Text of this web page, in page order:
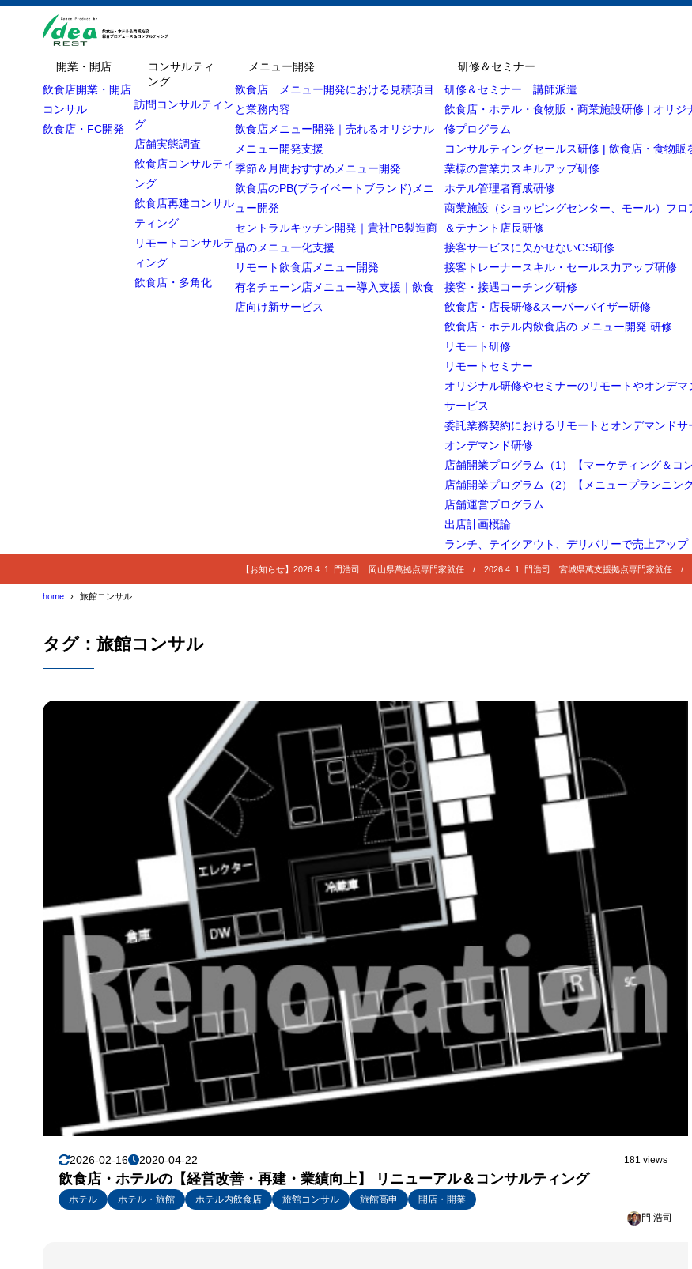
開業・開店
飲食店開業・開店
コンサル
飲食店・FC開発
コンサルティ
ング
訪問コンサルティン
グ
店舗実態調査
飲食店コンサルティ
ング
飲食店再建コンサル
ティング
リモートコンサルテ
ィング
飲食店・多角化
メニュー開発
飲食店 メニュー開発における見積項目
と業務内容
飲食店メニュー開発｜売れるオリジナル
メニュー開発支援
季節＆月間おすすめメニュー開発
飲食店のPB(プライベートブランド)メニ
ュー開発
セントラルキッチン開発｜貴社PB製造商
品のメニュー化支援
リモート飲食店メニュー開発
有名チェーン店メニュー導入支援｜飲食
店向け新サービス
研修＆セミナー
研修＆セミナー 講師派遣
飲食店・ホテル・食物販・商業施設研修 | オリジ
修プログラム
コンサルティングセールス研修 | 飲食店・食物販
業様の営業力スキルアップ研修
ホテル管理者育成研修
商業施設（ショッピングセンター、モール）フロ
＆テナント店長研修
接客サービスに欠かせないCS研修
接客トレーナースキル・セールス力アップ研修
接客・接遇コーチング研修
飲食店・店長研修&スーパーバイザー研修
飲食店・ホテル内飲食店の メニュー開発 研修
リモート研修
リモートセミナー
オリジナル研修やセミナーのリモートやオンデマ
サービス
委託業務契約におけるリモートとオンデマンドサ
オンデマンド研修
店舗開業プログラム（1）【マーケティング＆コ
店舗開業プログラム（2）【メニュープランニング
店舗運営プログラム
出店計画概論
ランチ、テイクアウト、デリバリーで売上アップ
【お知らせ】2026.4. 1. 門浩司 岡山県萬拠点専門家就任 / 2026.4. 1. 門浩司 宮城県萬支援拠点専門家就任 /
home 旅館コンサル
タグ：旅館コンサル
2026-02-16 2020-04-22 181 views
飲食店・ホテルの【経営改善・再建・業績向上】 リニューアル＆コンサルティング
ホテル ホテル・旅館 ホテル内飲食店 旅館コンサル 旅館高申
開店・開業
門 浩司